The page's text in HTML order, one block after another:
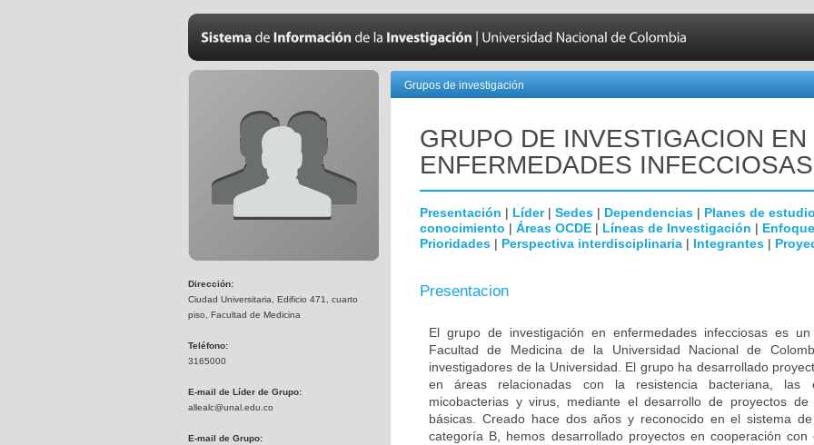
Dirección:
Ciudad Universitaria, Edificio 471, cuarto
piso, Facultad de Medicina
Teléfono:
3165000
E-mail de Líder de Grupo:
allealc@unal.edu.co
E-mail de Grupo:
Grupos de investigación
GRUPO DE INVESTIGACION EN
ENFERMEDADES INFECCIOSAS
Presentación | Líder| Sedes | Dependencias | Planes de
conocimiento | Áreas OCDE | Líneas de Investigación |
Prioridades | Perspectiva interdisciplinaria | Integrantes |
Presentacion
El grupo de investigación en enfermedades infecciosas es
Facultad de Medicina de la Universidad Nacional de
investigadores de la Universidad. El grupo ha desarrollado
en áreas relacionadas con la resistencia bacteriana, las
micobacterias y virus, mediante el desarrollo de proyectos
básicas. Creado hace dos años y reconocido en el sistema
categoría B, hemos desarrollado proyectos en cooperación